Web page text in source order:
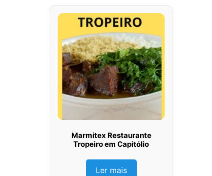
Marmitex Restaurante
Tropeiro em Capitólio
Ler mais